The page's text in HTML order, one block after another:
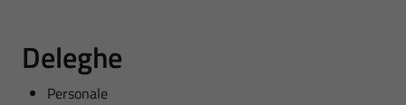
Deleghe
Personale